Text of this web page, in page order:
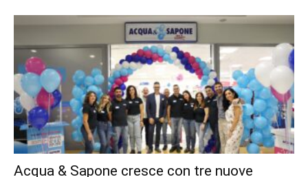
Acqua & Sapone cresce con tre nuove